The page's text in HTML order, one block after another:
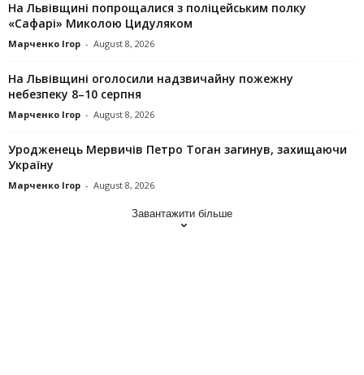
На Львівщині попрощалися з поліцейським полку
«Сафарі» Миколою Цидуляком
Марченко Ігор - August 8, 2026
На Львівщині оголосили надзвичайну пожежну
небезпеку 8–10 серпня
Марченко Ігор - August 8, 2026
Уродженець Мервичів Петро Тоган загинув, захищаючи
Україну
Марченко Ігор - August 8, 2026
Завантажити більше